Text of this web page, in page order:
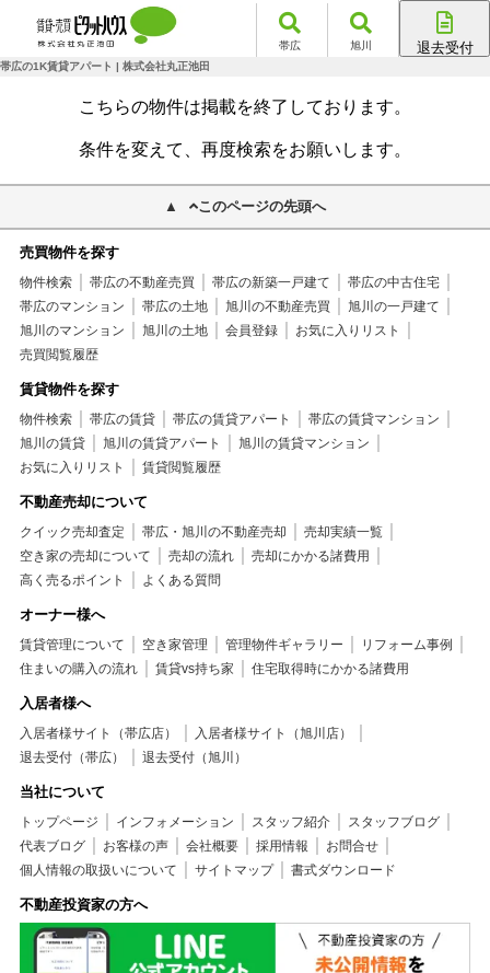
帯広 旭川 退去受付
帯広の1K賃貸アパート | 株式会社丸正池田
こちらの物件は掲載を終了しております。
条件を変えて、再度検索をお願いします。
このページの先頭へ
売買物件を探す
物件検索 帯広の不動産売買 帯広の新築一戸建て
帯広の中古住宅
帯広のマンション
帯広の土地 旭川の不動産売買
旭川の一戸建て
旭川のマンション
旭川の土地 会員登録
お気に入りリスト
売買閲覧履歴
賃貸物件を探す
物件検索 帯広の賃貸 帯広の賃貸アパート
帯広の賃貸マンション
旭川の賃貸
旭川の賃貸アパート
旭川の賃貸マンション
お気に入りリスト
賃貸閲覧履歴
不動産売却について
クイック売却査定 帯広・旭川の不動産売却
売却実績一覧
空き家の売却について
売却の流れ
売却にかかる諸費用
高く売るポイント
よくある質問
オーナー様へ
賃貸管理について 空き家管理 管理物件ギャラリー
リフォーム事例
住まいの購入の流れ
賃貸vs持ち家 住宅取得時にかかる諸費用
入居者様へ
入居者様サイト（帯広店）
入居者様サイト（旭川店）
退去受付（帯広）
退去受付（旭川）
当社について
トップページ インフォメーション スタッフ紹介
スタッフブログ
代表ブログ
お客様の声 会社概要 採用情報
お問合せ
個人情報の取扱いについて
サイトマップ 書式ダウンロード
不動産投資家の方へ